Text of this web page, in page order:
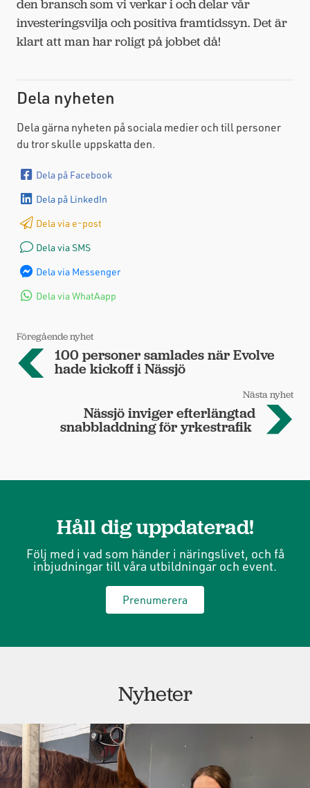
den bransch som vi verkar i och delar vår
investeringsvilja och positiva framtidssyn. Det är
klart att man har roligt på jobbet då!
Dela nyheten
Dela gärna nyheten på sociala medier och till personer
du tror skulle uppskatta den.
Dela på Facebook
Dela på LinkedIn
Dela via e-post
Dela via SMS
Dela via Messenger
Dela via WhatAapp
Föregående nyhet
100 personer samlades när Evolve
hade kickoff i Nässjö
Nästa nyhet
Nässjö inviger efterlängtad
snabbladdning för yrkestrafik
Håll dig uppdaterad!
Följ med i vad som händer i näringslivet, och få
inbjudningar till våra utbildningar och event.
Prenumerera
Nyheter